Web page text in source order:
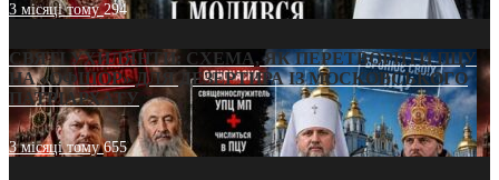
3 місяці тому294
СВЯТІ УХИЛЯНТИ: СХЕМА, ЯК ПЕРЕТВОРИТИ ПЦУ
НА «ОФШОР» ДЛЯ ДЕЗЕРТИРА ІЗ МОСКОВСЬКОГО
ПАТРІАРХАТУ
3 місяці тому655